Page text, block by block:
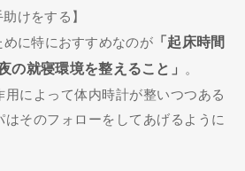
けをする】
に特におすすめなのが 「起床時間
夜の就寝環境を整えること」
。
によって体内時計が整いつつある
はそのフォローをしてあげるように